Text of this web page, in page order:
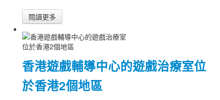
閱讀更多
香港遊戲輔導中心的遊戲治療室位
於香港2個地區